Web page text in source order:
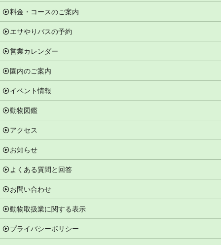
料金・コースのご案内
エサやりバスの予約
営業カレンダー
園内のご案内
イベント情報
動物図鑑
アクセス
お知らせ
よくある質問と回答
お問い合わせ
動物取扱業に関する表示
プライバシーポリシー